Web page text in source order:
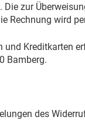
zur
Rechnung wird
Kreditkarten
Bamberg.
des